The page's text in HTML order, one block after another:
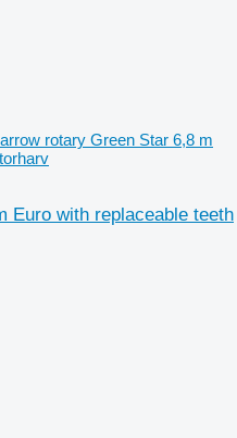
rotary Green Star 6,8 m
Euro with replaceable teeth